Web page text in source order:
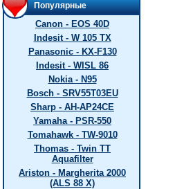
Популярные
Canon - EOS 40D
Indesit - W 105 TX
Panasonic - KX-F130
Indesit - WISL 86
Nokia - N95
Bosch - SRV55T03EU
Sharp - AH-AP24CE
Yamaha - PSR-550
Tomahawk - TW-9010
Thomas - Twin TT
Aquafilter
Ariston - Margherita 2000
(ALS 88 X)